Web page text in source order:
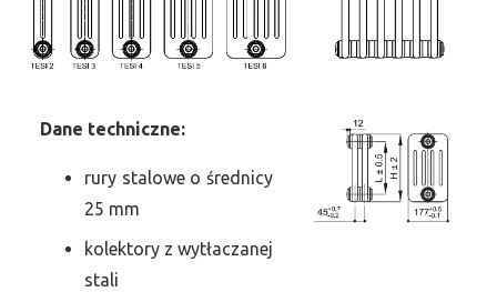
Dane techniczne:
rury stalowe o średnicy
25 mm
kolektory z wytłaczanej
stali